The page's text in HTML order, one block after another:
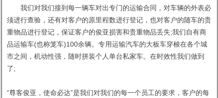
我们对我们接到每一辆车对出专门的运输合同，对车辆的外表必
须进行查验，还有对客户的原里程数进行登记，也对客户的随车的贵
重物品进行登记，保证客户的俊亚损害和贵重物品丢失;我们自有商
品运输车(也称笼车)100余辆。专用运输汽车的大板车穿梭在各个城
市之间，机动性强，随时拼装个人单台私家车。在时效性我们做到
了;
“尊客俊亚，使命必达”是我们对我们的每一个员工的要求，客户的每